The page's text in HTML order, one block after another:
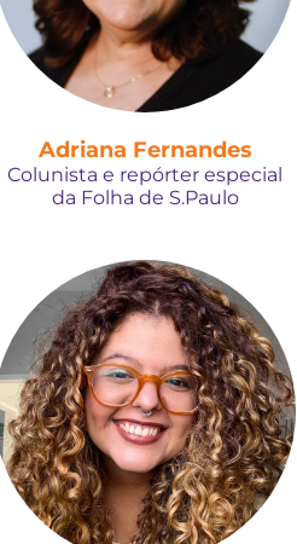
Adriana Fernandes
Colunista e repórter especial
da Folha de S.Paulo